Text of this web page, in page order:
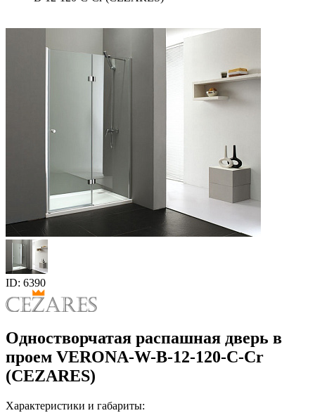
ID: 6390
Одностворчатая распашная дверь в
проем VERONA-W-B-12-120-C-Cr
(CEZARES)
Характеристики и габариты: